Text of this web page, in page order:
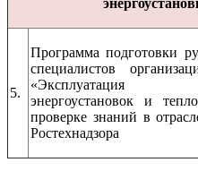
5.
Программа подготовки
специалистов
«Эксплуатация
энергоустановок и
проверке знаний в
Ростехнадзора